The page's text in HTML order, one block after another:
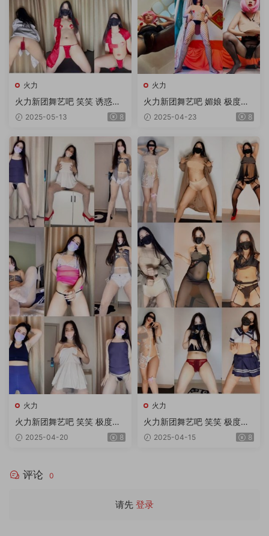
火力
火力新团舞艺吧 笑笑 诱惑顶
胯热舞 第9期 5V
2025-05-13 8
火力
火力新团舞艺吧 媚娘 极度诱
惑顶胯热舞 第30期 10V/1.75
2025-04-23 8
火力
火力新团舞艺吧 笑笑 极度诱
惑顶胯热舞 第37期 10V/1.6G
2025-04-20 8
火力
火力新团舞艺吧 笑笑 极度诱
惑顶胯热舞 第34期 10V/1.78
2025-04-15 8
评论 0
请先 登录